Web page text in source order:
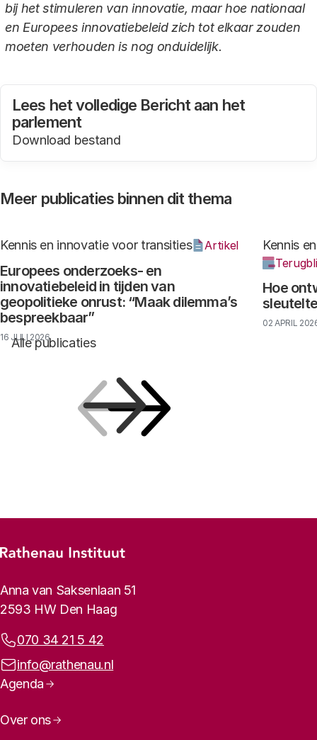
bij het stimuleren van innovatie, maar hoe nationaal
en Europees innovatiebeleid zich tot elkaar zouden
moeten verhouden is nog onduidelijk.
Lees het volledige Bericht aan het
parlement
Download bestand
Meer publicaties binnen dit thema
Alle publicaties
Europees onderzoeks- en
innovatiebeleid in tijden van
geopolitieke onrust: “Maak dilemma’s
bespreekbaar”
Kennis en innovatie voor transities Artikel
16 JULI 2026
Hoe
Kennis
02 APRIL
Footer-menu
Rathenau logo, naar de homepage
Contactinformatie
Anna van Saksenlaan 51
2593 HW Den Haag
Telefoonnummer:
070 34 21 5 42
E-mailadres:
info@rathenau.nl
Paginanavigatie
Agenda
Over ons